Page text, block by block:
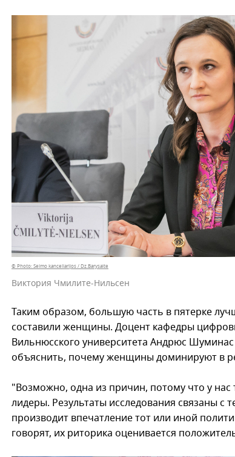
© Photo: Seimo kanceliarijos / Dz.Barysaite
Виктория Чмилите-Нильсен
Таким образом, большую часть в пятерке
составили женщины. Доцент кафедры
Вильнюсского университета Андрюс
объяснить, почему женщины доминируют в
"Возможно, одна из причин, потому что у
лидеры. Результаты исследования связаны с
производит впечатление тот или иной
говорят, их риторика оценивается